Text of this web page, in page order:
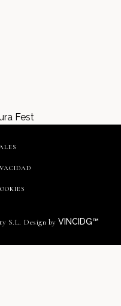
Fest
S.L. Design by VINCIDG™